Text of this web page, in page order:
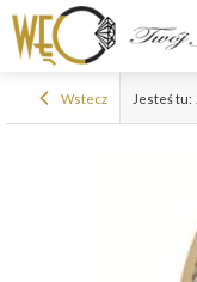
Wstecz Jesteś tu: